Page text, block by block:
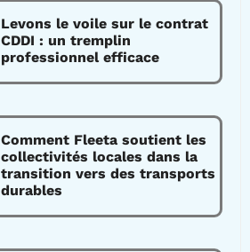
Levons le voile sur le contrat
CDDI : un tremplin
professionnel efficace
Comment Fleeta soutient les
collectivités locales dans la
transition vers des transports
durables